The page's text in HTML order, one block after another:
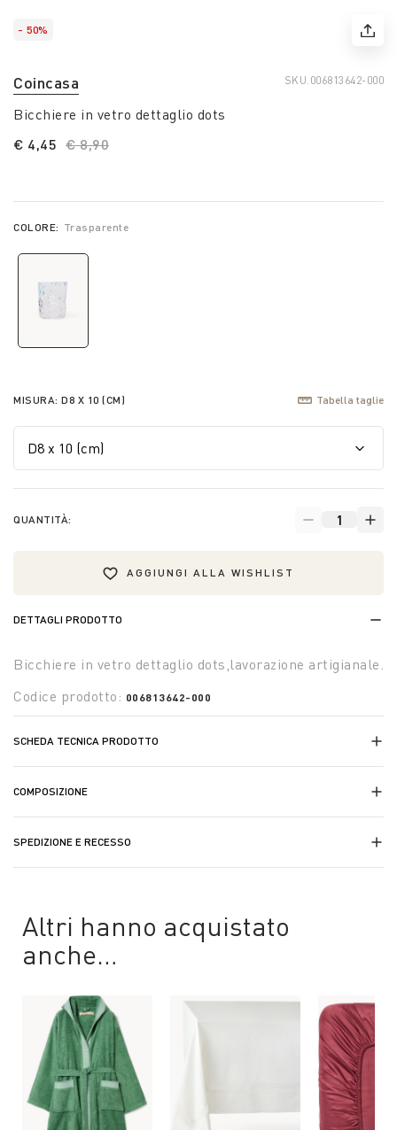
- 50%
Coincasa SKU. 006813642-000
Bicchiere in vetro dettaglio dots
Price reduced from
€ 8,90
€ 4,45
COLORE: Trasparente
MISURA: D8 X 10 (CM) Tabella taglie
QUANTITÀ:
AGGIUNGI ALLA WISHLIST
DETTAGLI PRODOTTO
Bicchiere in vetro dettaglio dots,lavorazione artigianale.
Codice prodotto: 006813642-000
SCHEDA TECNICA PRODOTTO
COMPOSIZIONE
SPEDIZIONE E RECESSO
Altri hanno acquistato
anche…